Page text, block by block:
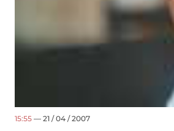
15:55 — 21 / 04 / 2007